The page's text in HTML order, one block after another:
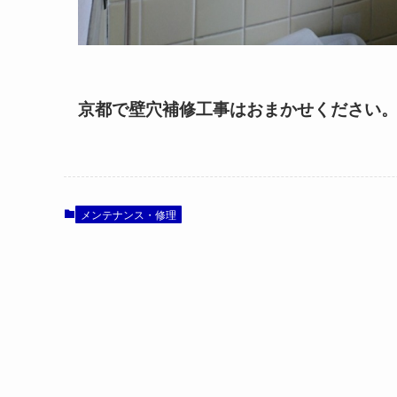
京都で壁穴補修工事はおまかせください。
メンテナンス・修理